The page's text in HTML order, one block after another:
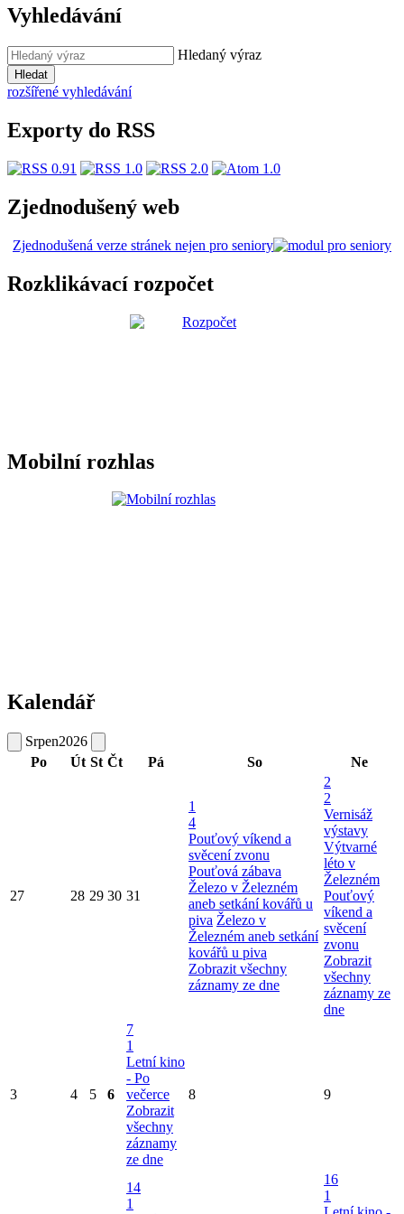
Vyhledávání
Hledaný výraz
Hledat
rozšířené vyhledávání
Exporty do RSS
Zjednodušený web
Zjednodušená verze stránek nejen pro seniory
Rozklikávací rozpočet
Mobilní rozhlas
Kalendář
Srpen2026
Po
Út St Čt Pá So Ne
27 28 29 30 31
1
4
Pouťový víkend a
svěcení zvonu
Pouťová zábava
Železo v Železném
aneb setkání kovářů u
piva Železo v
Železném aneb setkání
kovářů u piva
Zobrazit všechny
záznamy ze dne
2
2
Vernisáž
výstavy
Výtvarné
léto v
Železném
Pouťový
víkend a
svěcení
zvonu
Zobrazit
všechny
záznamy ze
dne
3 4 5 6
7
1
Letní kino
- Po
večerce
Zobrazit
všechny
záznamy
ze dne
8 9
14
1
16
1